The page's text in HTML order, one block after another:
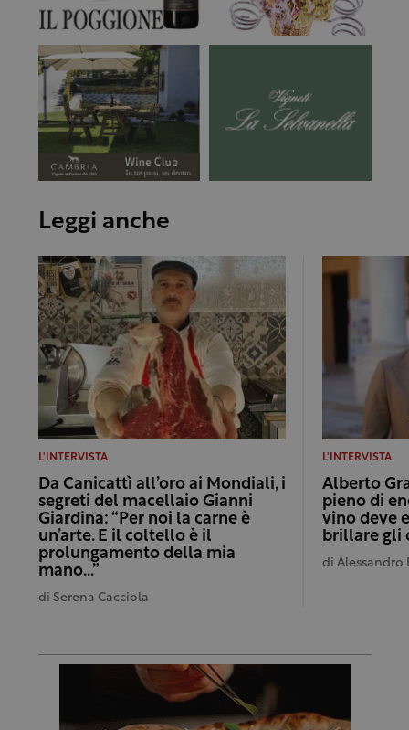
Leggi anche
L'INTERVISTA
Da Canicattì all’oro ai Mondiali, i
segreti del macellaio Gianni
Giardina: “Per noi la carne è
un’arte. E il coltello è il
prolungamento della mia
mano…”
di Serena Cacciola
L'INTERVISTA
Alberto
pieno di
vino deve
brillare gli
diAlessandro